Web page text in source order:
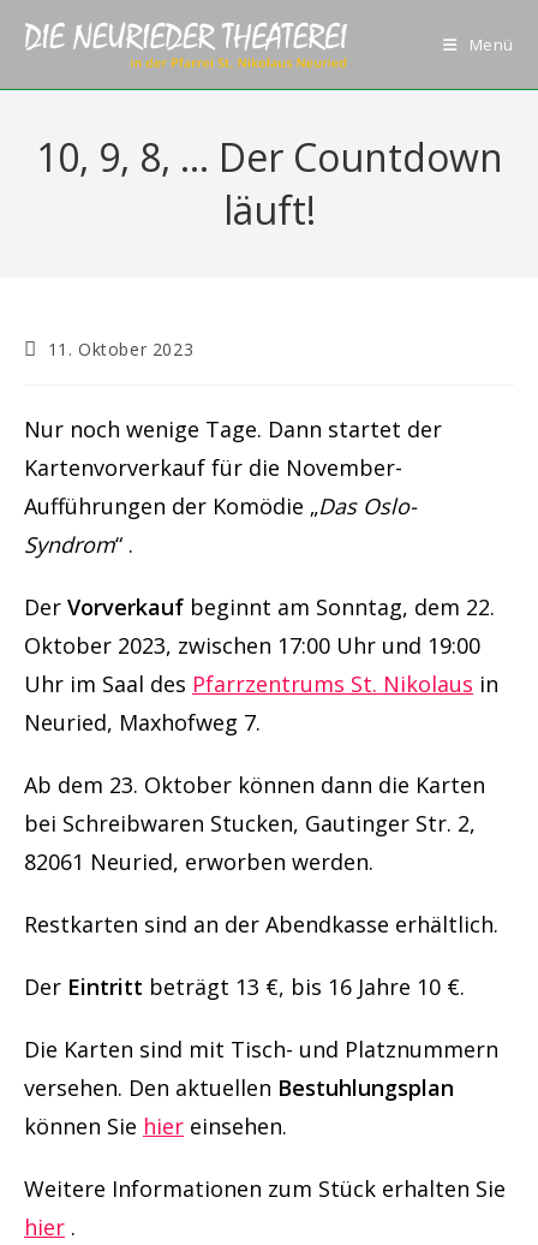
Inhalt
Menü
10, 9, 8, … Der Countdown
läuft!
Beitrag
11. Oktober 2023
Nur noch wenige Tage. Dann startet der
Kartenvorverkauf für die November-
Aufführungen der Komödie „Das Oslo-
Syndrom“ .
Der Vorverkauf beginnt am Sonntag, dem 22.
Oktober 2023, zwischen 17:00 Uhr und 19:00
Uhr im Saal des Pfarrzentrums St. Nikolaus in
Neuried, Maxhofweg 7.
Ab dem 23. Oktober können dann die Karten
bei Schreibwaren Stucken, Gautinger Str. 2,
82061 Neuried, erworben werden.
Restkarten sind an der Abendkasse erhältlich.
Der Eintritt beträgt 13 €, bis 16 Jahre 10 €.
Die Karten sind mit Tisch- und Platznummern
versehen. Den aktuellen Bestuhlungsplan
können Sie hier einsehen.
Weitere Informationen zum Stück erhalten Sie
hier .